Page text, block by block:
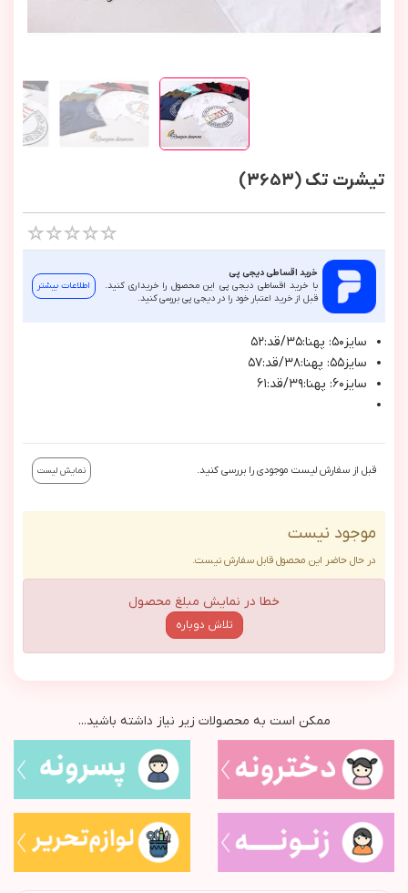
تیشرت تک (3653)
خرید اقساطی دیجی پی
با خرید اقساطی دیجی پی این محصول را خریداری کنید.
قبل از خرید اعتبار خود را در دیجی پی بررسی کنید.
اطلاعات بیشتر
سايز٥٠: پهنا:٣٥/قد:٥٢
سايز٥٥: پهنا:٣٨/قد:٥٧
سايز٦٠: پهنا:٣٩/قد:٦١
قبل از سفارش لیست موجودی را بررسی کنید. نمایش لیست
موجود نیست
در حال حاضر این محصول قابل سفارش نیست.
خطا در نمایش مبلغ محصول
تلاش دوباره
ممکن است به محصولات زیر نیاز داشته باشید...